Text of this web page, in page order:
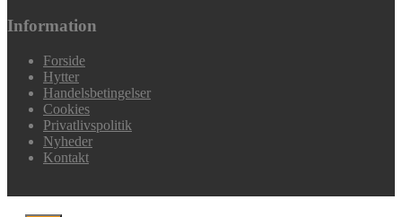
Information
Forside
Hytter
Handelsbetingelser
Cookies
Privatlivspolitik
Nyheder
Kontakt